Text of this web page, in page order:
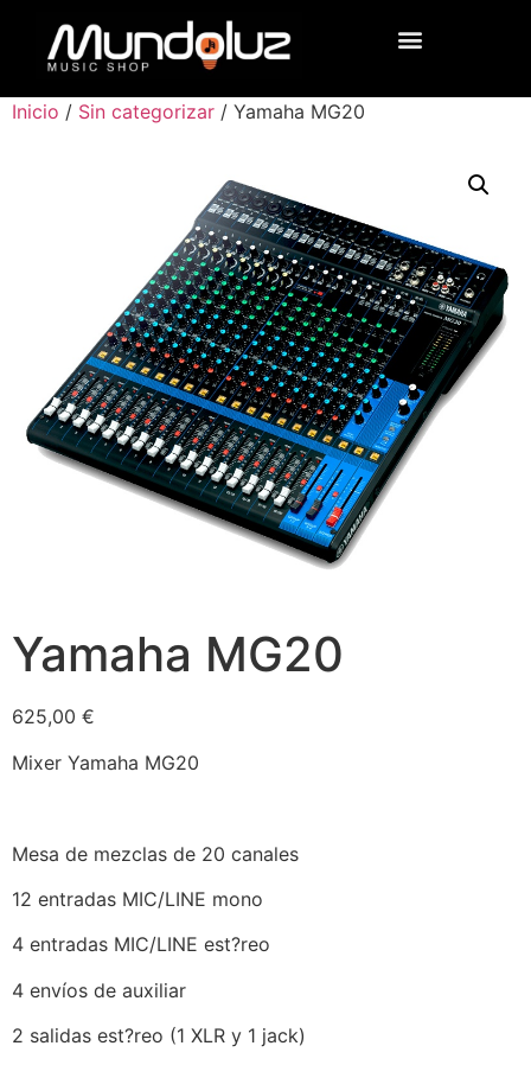
Inicio / Sin categorizar / Yamaha MG20
Yamaha MG20
625,00 €
Mixer Yamaha MG20
Mesa de mezclas de 20 canales
12 entradas MIC/LINE mono
4 entradas MIC/LINE est?reo
4 envíos de auxiliar
2 salidas est?reo (1 XLR y 1 jack)